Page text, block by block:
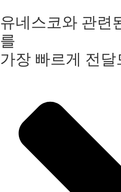
유네스코와 관련
를
가장 빠르게 전